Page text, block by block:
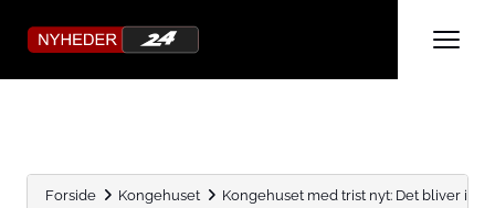
Forside Kongehuset Kongehuset med trist nyt: Det bliver